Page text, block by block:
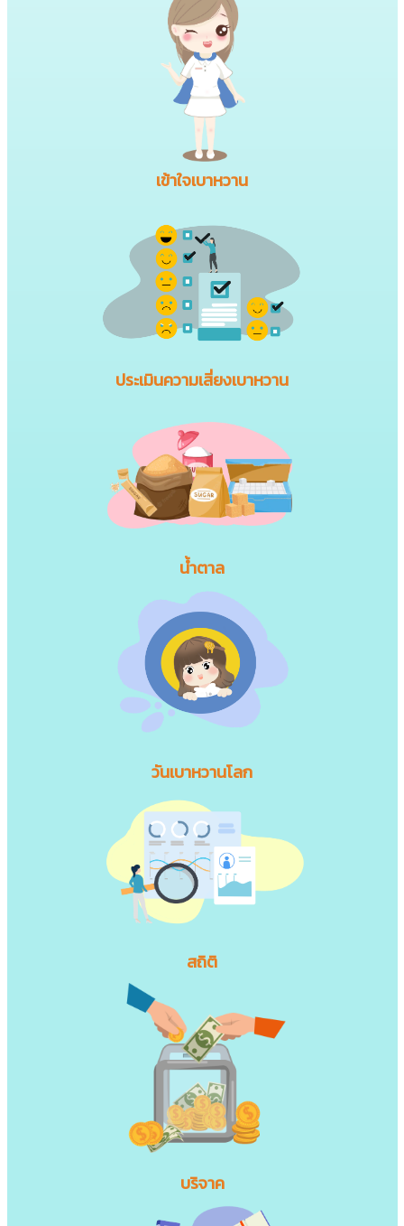
เข้าใจเบาหวาน
ประเมินความเสี่ยงเบาหวาน
น้ำตาล
วันเบาหวานโลก
สถิติ
บริจาค